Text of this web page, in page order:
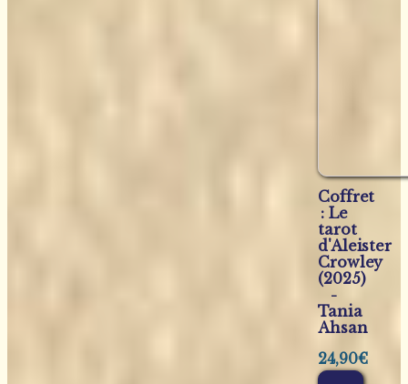
Coffret
: Le
tarot
d'Aleister
Crowley
(2025)
-
Tania
Ahsan
24,90€